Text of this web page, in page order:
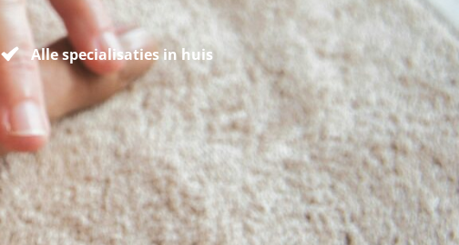
Alle specialisaties in huis